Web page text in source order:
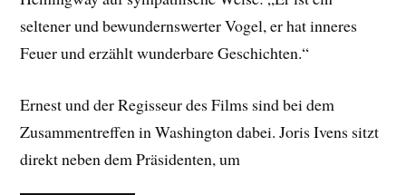
seltener und bewundernswerter Vogel, er hat inneres
Feuer und erzählt wunderbare Geschichten.“
Ernest und der Regisseur des Films sind bei dem
Zusammentreffen in Washington dabei. Joris Ivens sitzt
direkt neben dem Präsidenten, um